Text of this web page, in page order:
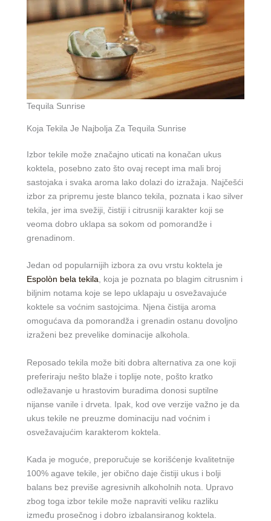
Tequila Sunrise
Koja Tekila Je Najbolja Za Tequila Sunrise
Izbor tekile može značajno uticati na konačan ukus
koktela, posebno zato što ovaj recept ima mali broj
sastojaka i svaka aroma lako dolazi do izražaja. Najčešći
izbor za pripremu jeste blanco tekila, poznata i kao silver
tekila, jer ima svežiji, čistiji i citrusniji karakter koji se
veoma dobro uklapa sa sokom od pomorandže i
grenadinom.
Jedan od popularnijih izbora za ovu vrstu koktela je
Espolòn bela tekila, koja je poznata po blagim citrusnim i
biljnim notama koje se lepo uklapaju u osvežavajuće
koktele sa voćnim sastojcima. Njena čistija aroma
omogućava da pomorandža i grenadin ostanu dovoljno
izraženi bez prevelike dominacije alkohola.
Reposado tekila može biti dobra alternativa za one koji
preferiraju nešto blaže i toplije note, pošto kratko
odležavanje u hrastovim buradima donosi suptilne
nijanse vanile i drveta. Ipak, kod ove verzije važno je da
ukus tekile ne preuzme dominaciju nad voćnim i
osvežavajućim karakterom koktela.
Kada je moguće, preporučuje se korišćenje kvalitetnije
100% agave tekile, jer obično daje čistiji ukus i bolji
balans bez previše agresivnih alkoholnih nota. Upravo
zbog toga izbor tekile može napraviti veliku razliku
između prosečnog i dobro izbalansiranog koktela.